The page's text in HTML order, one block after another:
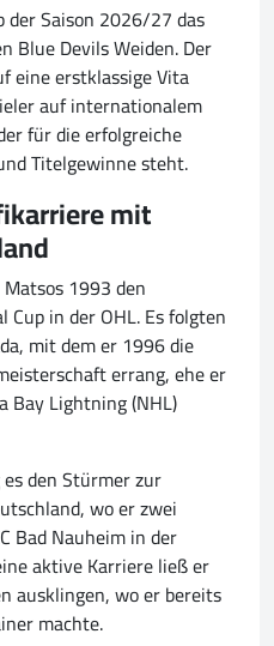
der Saison 2026/27 das
Blue Devils Weiden. Der
eine erstklassige Vita
auf internationalem
für die erfolgreiche
Titelgewinne steht.
mit
1993 den
in der OHL. Es folgten
mit dem er 1996 die
errang, ehe er
Bay Lightning (NHL)
den Stürmer zur
wo er zwei
Bad Nauheim in der
aktive Karriere ließ er
ausklingen, wo er bereits
machte.